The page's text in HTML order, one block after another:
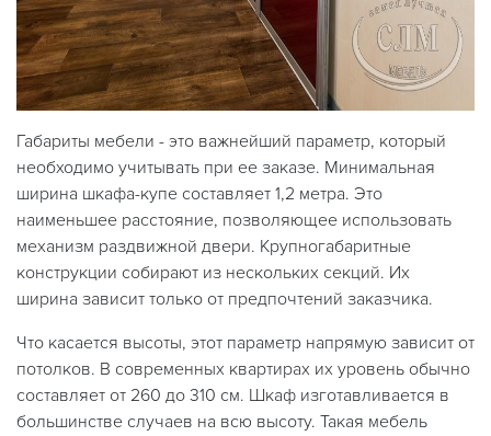
Габариты мебели - это важнейший параметр, который
необходимо учитывать при ее заказе. Минимальная
ширина шкафа-купе составляет 1,2 метра. Это
наименьшее расстояние, позволяющее использовать
механизм раздвижной двери. Крупногабаритные
конструкции собирают из нескольких секций. Их
ширина зависит только от предпочтений заказчика.
Что касается высоты, этот параметр напрямую зависит от
потолков. В современных квартирах их уровень обычно
составляет от 260 до 310 см. Шкаф изготавливается в
большинстве случаев на всю высоту. Такая мебель